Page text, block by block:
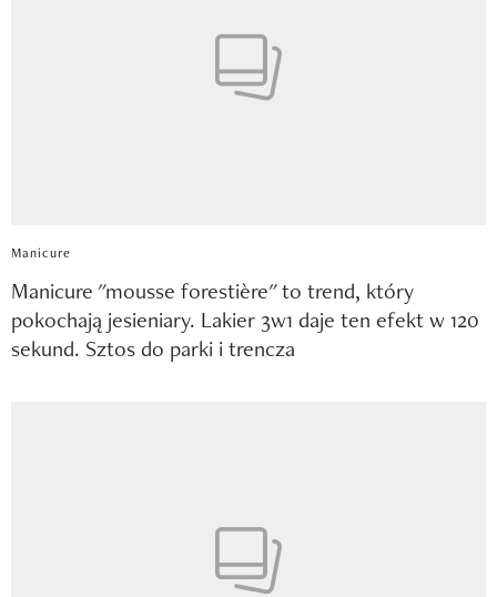
Manicure
Manicure "mousse forestière" to trend, który
pokochają jesieniary. Lakier 3w1 daje ten efekt w 120
sekund. Sztos do parki i trencza